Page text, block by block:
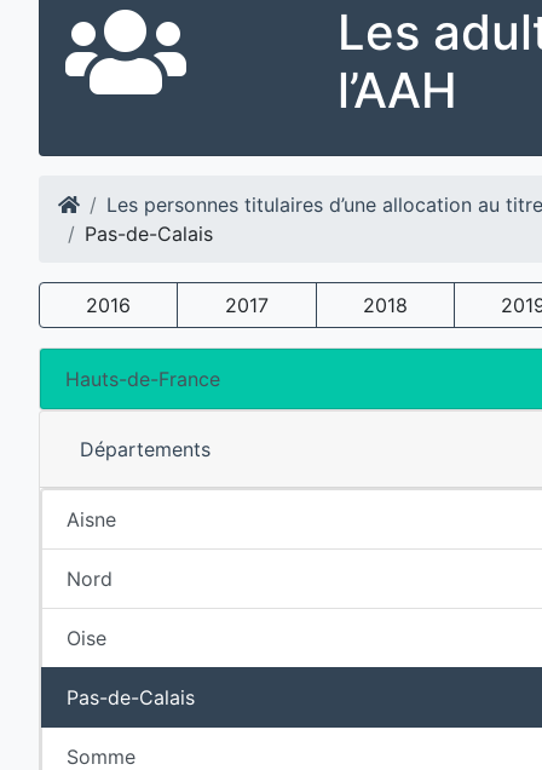
Les
l’AAH
Les personnes titulaires d’une allocation au
Pas-de-Calais
2016 2017 2018
Hauts-de-France
Départements
Aisne
Nord
Oise
Pas-de-Calais
Somme